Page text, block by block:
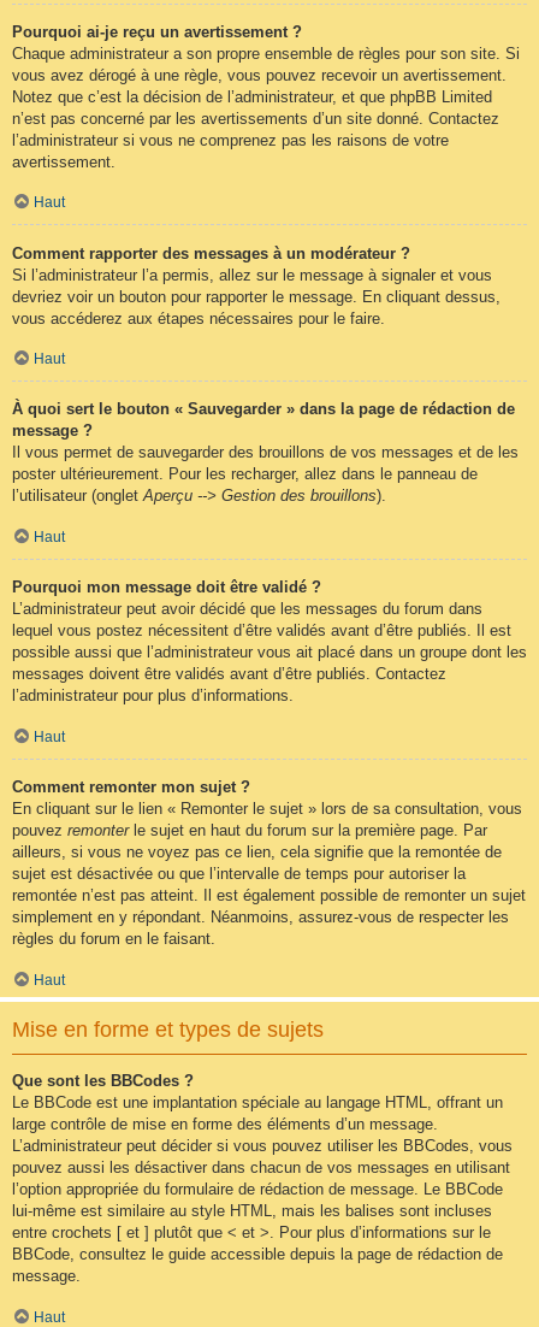
Pourquoi ai-je reçu un avertissement ?
Chaque administrateur a son propre ensemble de règles pour son site. Si
vous avez dérogé à une règle, vous pouvez recevoir un avertissement.
Notez que c’est la décision de l’administrateur, et que phpBB Limited
n’est pas concerné par les avertissements d’un site donné. Contactez
l’administrateur si vous ne comprenez pas les raisons de votre
avertissement.
Haut
Comment rapporter des messages à un modérateur ?
Si l’administrateur l’a permis, allez sur le message à signaler et vous
devriez voir un bouton pour rapporter le message. En cliquant dessus,
vous accéderez aux étapes nécessaires pour le faire.
Haut
À quoi sert le bouton « Sauvegarder » dans la page de rédaction de
message ?
Il vous permet de sauvegarder des brouillons de vos messages et de les
poster ultérieurement. Pour les recharger, allez dans le panneau de
l’utilisateur (ongletAperçu --> Gestion des brouillons).
Haut
Pourquoi mon message doit être validé ?
L’administrateur peut avoir décidé que les messages du forum dans
lequel vous postez nécessitent d’être validés avant d’être publiés. Il est
possible aussi que l’administrateur vous ait placé dans un groupe dont les
messages doivent être validés avant d’être publiés. Contactez
l’administrateur pour plus d’informations.
Haut
Comment remonter mon sujet ?
En cliquant sur le lien « Remonter le sujet » lors de sa consultation, vous
pouvez remonterle sujet en haut du forum sur la première page. Par
ailleurs, si vous ne voyez pas ce lien, cela signifie que la remontée de
sujet est désactivée ou que l’intervalle de temps pour autoriser la
remontée n’est pas atteint. Il est également possible de remonter un sujet
simplement en y répondant. Néanmoins, assurez-vous de respecter les
règles du forum en le faisant.
Haut
Mise en forme et types de sujets
Que sont les BBCodes ?
Le BBCode est une implantation spéciale au langage HTML, offrant un
large contrôle de mise en forme des éléments d’un message.
L’administrateur peut décider si vous pouvez utiliser les BBCodes, vous
pouvez aussi les désactiver dans chacun de vos messages en utilisant
l’option appropriée du formulaire de rédaction de message. Le BBCode
lui-même est similaire au style HTML, mais les balises sont incluses
entre crochets [ et ] plutôt que < et >. Pour plus d’informations sur le
BBCode, consultez le guide accessible depuis la page de rédaction de
message.
Haut